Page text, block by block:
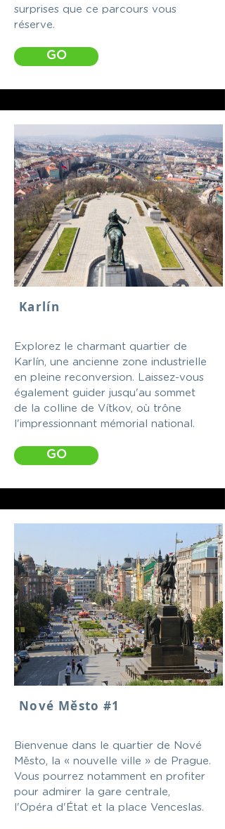
surprises que ce parcours vous
réserve.
GO
Karlín
Explorez le charmant quartier de
Karlín, une ancienne zone industrielle
en pleine reconversion. Laissez-vous
également guider jusqu'au sommet
de la colline de Vítkov, où trône
l'impressionnant mémorial national.
GO
Nové Město #1
Bienvenue dans le quartier de Nové
Město, la « nouvelle ville » de Prague.
Vous pourrez notamment en profiter
pour admirer la gare centrale,
l'Opéra d'État et la place Venceslas.